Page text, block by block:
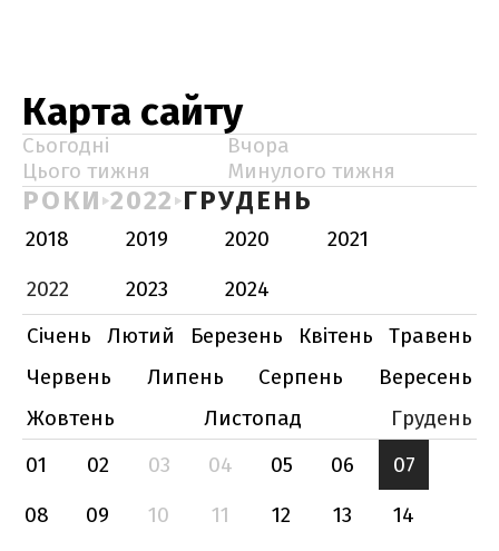
Карта сайту
Сьогодні
Вчора
Цього тижня
Минулого тижня
РОКИ 2022 ГРУДЕНЬ
2018 2019 2020
2021
2022
2023
2024
Січень
Лютий Березень Квітень
Травень
Червень
Липень Серпень
Вересень
Жовтень
Листопад
Грудень
01
02 03 04 05 06
07
08
09 10 11 12 13
14